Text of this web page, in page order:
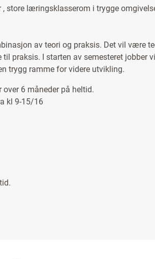
store læringsklasserom i trygge
av teori og praksis. Det vil være
til praksis. I starten av semesteret jobber
trygg ramme for videre utvikling.
6 måneder på heltid.
kl 9-15/16